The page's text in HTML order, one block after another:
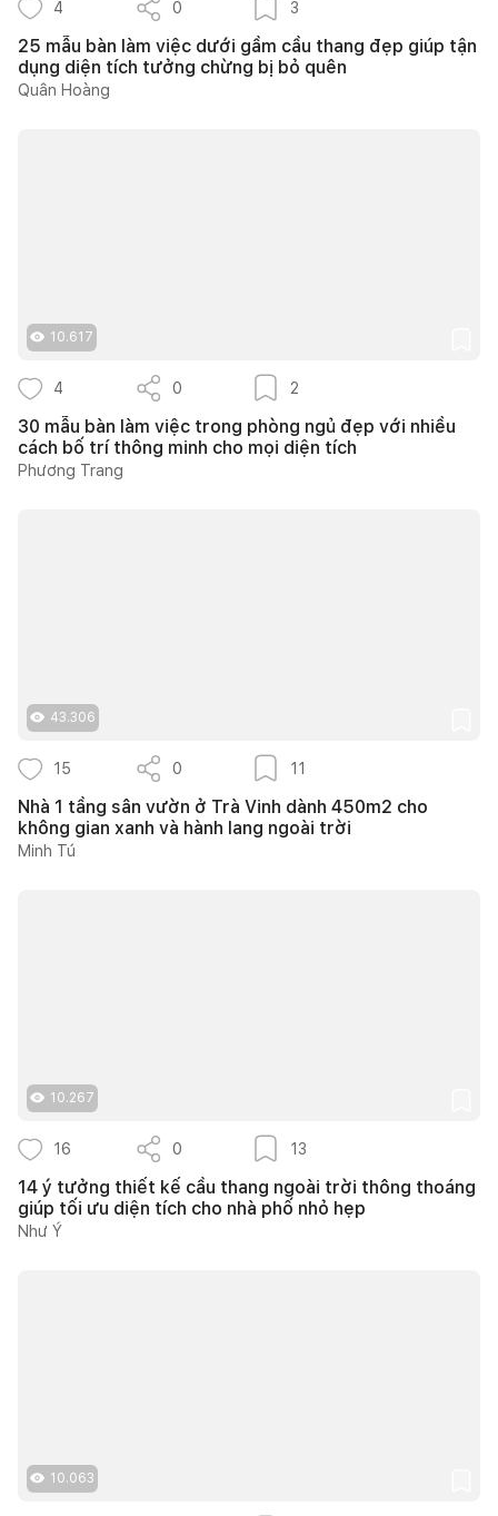
4 0 3
25 mẫu bàn làm việc dưới gầm cầu thang đẹp giúp tận
dụng diện tích tưởng chừng bị bỏ quên
Quân Hoàng
10.617
4 0 2
30 mẫu bàn làm việc trong phòng ngủ đẹp với nhiều
cách bố trí thông minh cho mọi diện tích
Phương Trang
43.306
15 0 11
Nhà 1 tầng sân vườn ở Trà Vinh dành 450m2 cho
không gian xanh và hành lang ngoài trời
Minh Tú
10.267
16 0 13
14 ý tưởng thiết kế cầu thang ngoài trời thông thoáng
giúp tối ưu diện tích cho nhà phố nhỏ hẹp
Như Ý
10.063